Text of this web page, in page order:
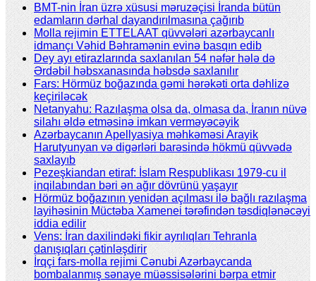
BMT-nin İran üzrə xüsusi məruzəçisi İranda bütün
edamların dərhal dayandırılmasına çağırıb
Molla rejimin ETTELAAT qüvvələri azərbaycanlı
idmançı Vəhid Bəhramənin evinə basqın edib
Dey ayı etirazlarında saxlanılan 54 nəfər hələ də
Ərdəbil həbsxanasında həbsdə saxlanılır
Fars: Hörmüz boğazında gəmi hərəkəti orta dəhlizə
keçiriləcək
Netanyahu: Razılaşma olsa da, olmasa da, İranın nüvə
silahı əldə etməsinə imkan verməyəcəyik
Azərbaycanın Apellyasiya məhkəməsi Arayik
Harutyunyan və digərləri barəsində hökmü qüvvədə
saxlayıb
Pezeşkiandan etiraf: İslam Respublikası 1979-cu il
inqilabından bəri ən ağır dövrünü yaşayır
Hörmüz boğazının yenidən açılması ilə bağlı razılaşma
layihəsinin Müctəba Xamenei tərəfindən təsdiqlənəcəyi
iddia edilir
Vens: İran daxilindəki fikir ayrılıqları Tehranla
danışıqları çətinləşdirir
İrqçi fars-molla rejimi Cənubi Azərbaycanda
bombalanmış sənaye müəssisələrini bərpa etmir